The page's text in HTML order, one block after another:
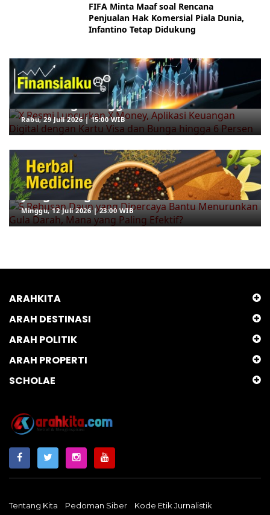
FIFA Minta Maaf soal Rencana
Penjualan Hak Komersial Piala Dunia,
Infantino Tetap Didukung
X Resmi Luncurkan X Money, Aplikasi
Keuangan Digital dengan Kartu Visa
dan Bunga hingga 6 Persen
Rabu, 29 Juli 2026 | 15:00 WIB
5 Rebusan Daun yang Dipercaya
Bantu Menurunkan Gula Darah, Mana
yang Paling Efektif?
Minggu, 12 Juli 2026 | 23:00 WIB
ARAHKITA
ARAH DESTINASI
ARAH POLITIK
ARAH PROPERTI
SCHOLAE
Tentang Kita Pedoman Siber
Kode Etik Jurnalistik